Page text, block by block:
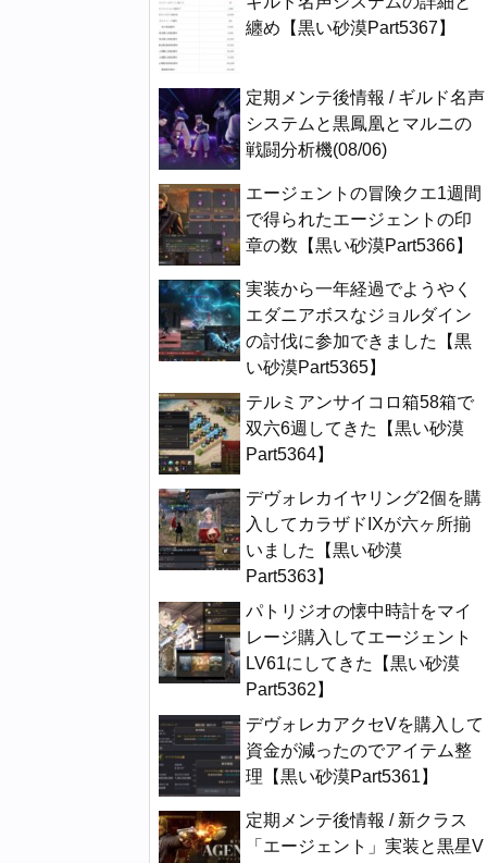
纏め【黒い砂漠Part5367】
定期メンテ後情報 / ギルド名声
システムと黒鳳凰とマルニの
戦闘分析機(08/06)
エージェントの冒険クエ1週間
で得られたエージェントの印
章の数【黒い砂漠Part5366】
実装から一年経過でようやく
エダニアボスなジョルダイン
の討伐に参加できました【黒
い砂漠Part5365】
テルミアンサイコロ箱58箱で
双六6週してきた【黒い砂漠
Part5364】
デヴォレカイヤリング2個を購
入してカラザドIXが六ヶ所揃
いました【黒い砂漠
Part5363】
パトリジオの懐中時計をマイ
レージ購入してエージェント
LV61にしてきた【黒い砂漠
Part5362】
デヴォレカアクセVを購入して
資金が減ったのでアイテム整
理【黒い砂漠Part5361】
定期メンテ後情報 / 新クラス
「エージェント」実装と黒星V